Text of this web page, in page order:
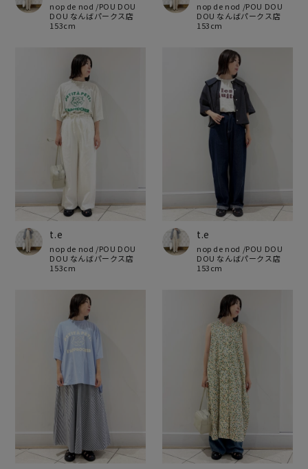
nop de nod /POU DOU
DOU なんばパークス店
153cm
nop de nod /POU DOU
DOU なんばパークス店
153cm
t.e
nop de nod /POU DOU
DOU なんばパークス店
153cm
t.e
nop de nod /POU DOU
DOU なんばパークス店
153cm